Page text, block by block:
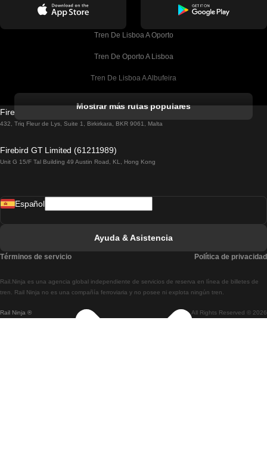
Tren De Lisboa A Oporto
Tren De Oporto A Lisboa
Tren De Lisboa A Albufeira
Tren De Lisboa A Lagos
Tren De Lisboa A Madrid
Tren De Lisboa A Braga
Tren De Braga A Lisboa
Mostrar más rutas populares
Firebird GT Limited (OC 1451)
432, Triq Fleur de Lys, Suite 1, Birkirkara, BKR 9061, Malta
Firebird GT Limited (61211989)
Unit G 15/F Tal Building 49 Austin Road, KL, Hong Kong
Rail Ninja ® All Rights Reserved © 2026
Rail.Ninja es una agencia global independiente de servicios de reserva en línea de billetes de
tren. Rail Ninja no es una compañía ferroviaria y no posee ni explota ningún tren.
Español
Ayuda & Asistencia
Términos de servicio Política de privacidad